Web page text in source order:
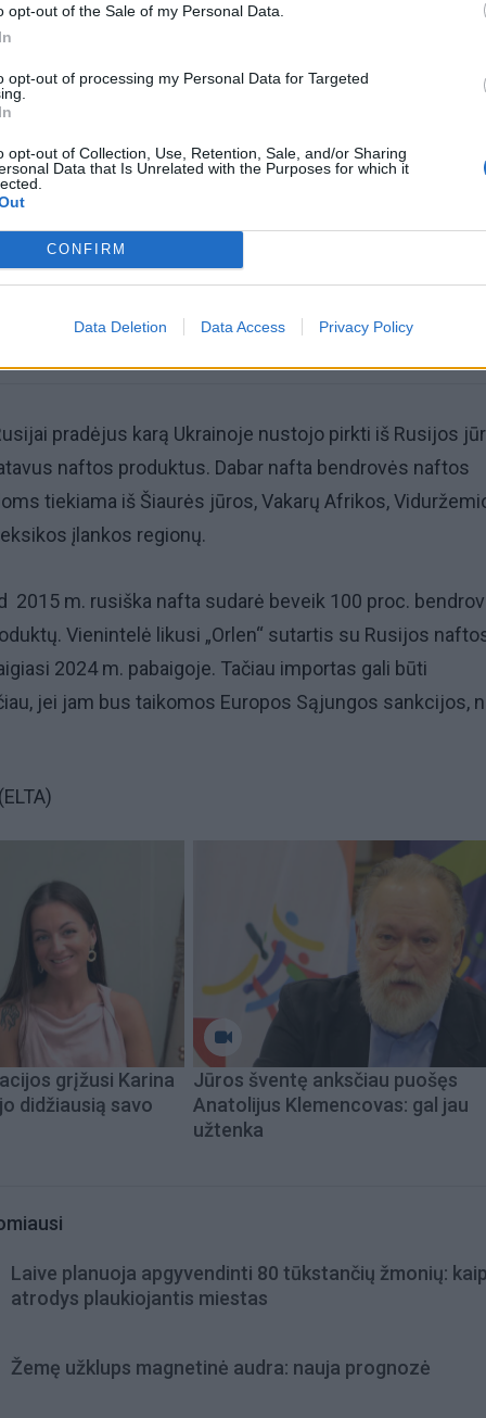
opt-out of the Sale of my Personal Data.
opt-out of processing my Personal Data for Targeted
opt-out of Collection, Use, Retention, Sale, and/or Sharing
Data that Is Unrelated with the Purposes for which it
CONFIRM
Data Deletion Data Access Privacy Policy
Tualetinis popierius traukiasi į praeitį: kuo jį pakeis
Kam reikalingas trečiasis skalbimo mašinos skyrelis:
daugelis jį sumaišo
pradėjus karą Ukrainoje nustojo pirkti iš Rusijos
naftos produktus. Dabar nafta bendrovės naftos
tiekiama iš Šiaurės jūros, Vakarų Afrikos,
įlankos regionų.
2015 m. rusiška nafta sudarė beveik 100 proc.
Vienintelė likusi „Orlen“ sutartis su Rusijos
2024 m. pabaigoje. Tačiau importas gali būti
jei jam bus taikomos Europos Sąjungos sankcijos,
grįžusi Karina
didžiausią savo
Jūros šventę anksčiau puošęs
Anatolijus Klemencovas: gal jau
užtenka
Laive planuoja apgyvendinti 80 tūkstančių žmonių:
atrodys plaukiojantis miestas
Žemę užklups magnetinė audra: nauja prognozė